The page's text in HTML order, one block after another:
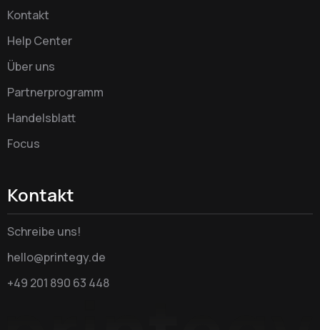
Kontakt
Help Center
Über uns
Partnerprogramm
Handelsblatt
Focus
Kontakt
Schreibe uns!
hello@printegy.de
+49 201 890 63 448